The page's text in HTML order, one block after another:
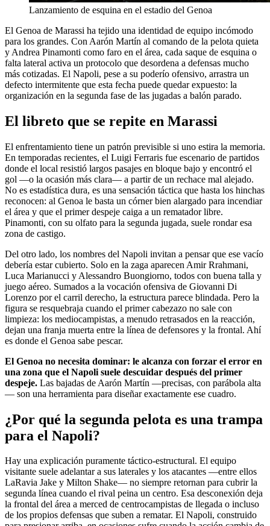
Lanzamiento de esquina en el estadio del Genoa
El Genoa de Marassi ha tejido una identidad de equipo incómodo
para los grandes. Con Aarón Martín al comando de la pelota quieta
y Andrea Pinamonti como faro en el área, cada saque de esquina o
falta lateral activa un protocolo que desordena a defensas mucho
más cotizadas. El Napoli, pese a su poderío ofensivo, arrastra un
defecto intermitente que esta fecha puede quedar expuesto: la
organización en la segunda fase de las jugadas a balón parado.
El libreto que se repite en Marassi
El enfrentamiento tiene un patrón previsible si uno estira la memoria.
En temporadas recientes, el Luigi Ferraris fue escenario de partidos
donde el local resistió largos pasajes en bloque bajo y encontró el
gol —o la ocasión más clara— a partir de un rechace mal alejado.
No es estadística dura, es una sensación táctica que hasta los hinchas
reconocen: al Genoa le basta un córner bien alargado para incendiar
el área y que el primer despeje caiga a un rematador libre.
Pinamonti, con su olfato para la segunda jugada, suele rondar esa
zona de castigo.
Del otro lado, los nombres del Napoli invitan a pensar que ese vacío
debería estar cubierto. Solo en la zaga aparecen Amir Rrahmani,
Luca Marianucci y Alessandro Buongiorno, todos con buena talla y
juego aéreo. Sumados a la vocación ofensiva de Giovanni Di
Lorenzo por el carril derecho, la estructura parece blindada. Pero la
figura se resquebraja cuando el primer cabezazo no sale con
limpieza: los mediocampistas, a menudo retrasados en la reacción,
dejan una franja muerta entre la línea de defensores y la frontal. Ahí
es donde el Genoa sabe pescar.
El Genoa no necesita dominar: le alcanza con forzar el error en
una zona que el Napoli suele descuidar después del primer
despeje. Las bajadas de Aarón Martín —precisas, con parábola alta
— son una herramienta para diseñar exactamente ese cuadro.
¿Por qué la segunda pelota es una trampa
para el Napoli?
Hay una explicación puramente táctico-estructural. El equipo
visitante suele adelantar a sus laterales y los atacantes —entre ellos
LaRavia Jake y Milton Shake— no siempre retornan para cubrir la
segunda línea cuando el rival peina un centro. Esa desconexión deja
la frontal del área a merced de centrocampistas de llegada o incluso
de los propios defensas que suben a rematar. El Napoli, construido